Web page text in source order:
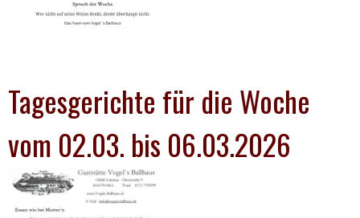
Tagesgerichte für die Woche
vom 02.03. bis 06.03.2026